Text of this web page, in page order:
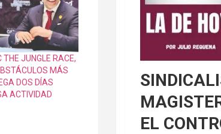
THE JUNGLE RACE,
MÁS
DOS DÍAS
ACTIVIDAD
EL